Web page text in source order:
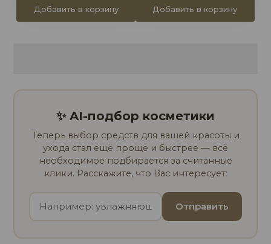
Добавить в корзину Добавить в корзину
✨ AI-подбор косметики
Теперь выбор средств для вашей красоты и
ухода стал ещё проще и быстрее — всё
необходимое подбирается за считанные
клики. Расскажите, что Вас интересует:
Отправить